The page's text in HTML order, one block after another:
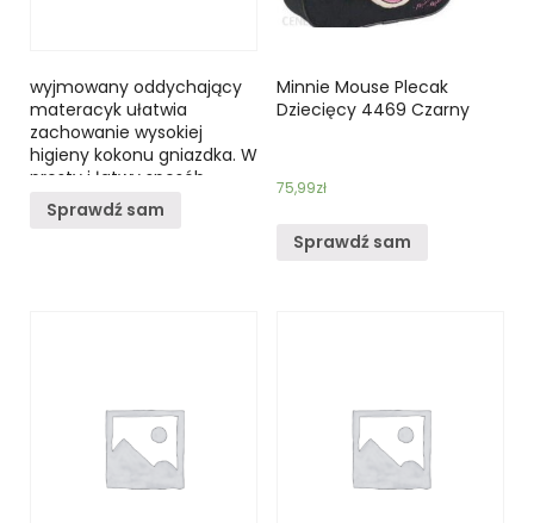
wyjmowany oddychający
materacyk ułatwia
zachowanie wysokiej
higieny kokonu gniazdka. W
prosty i łatwy sposób
możemy wyciągnąć
materacyk i wyprać cały
Sprawdź sam
Minnie Mouse Plecak
Dziecięcy 4469 Czarny
75,99zł
Sprawdź sam